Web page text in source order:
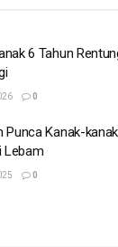
6 Tahun
0
Punca Kanak-
Lebam
0